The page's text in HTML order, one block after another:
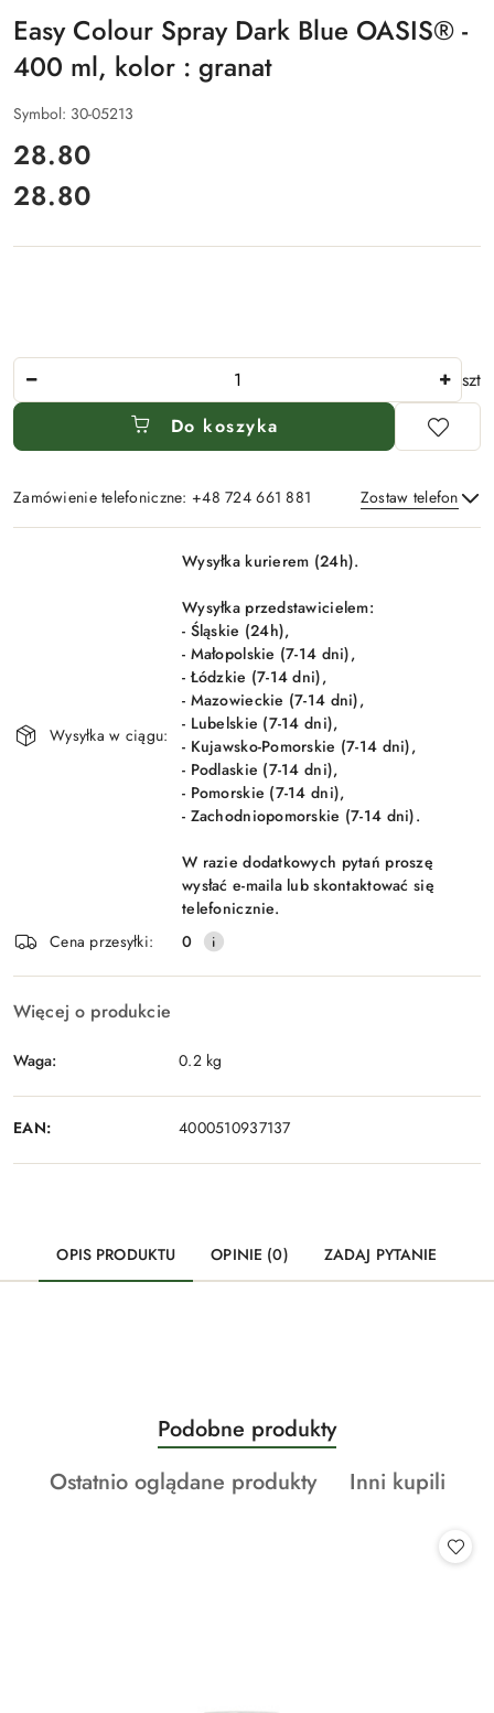
Easy Colour Spray Dark Blue OASIS® -
400 ml, kolor : granat
Symbol: 30-05213
cena:
28.80
Cena:
28.80
szt
Do koszyka
Zamówienie telefoniczne: +48 724 661 881 Zostaw telefon
Wyślij
Wysyłka w ciągu:
Wysyłka kurierem (24h).
Wysyłka przedstawicielem:
- Śląskie (24h),
- Małopolskie (7-14 dni),
- Łódzkie (7-14 dni),
- Mazowieckie (7-14 dni),
- Lubelskie (7-14 dni),
- Kujawsko-Pomorskie (7-14 dni),
- Podlaskie (7-14 dni),
- Pomorskie (7-14 dni),
- Zachodniopomorskie (7-14 dni).
W razie dodatkowych pytań proszę
wysłać e-maila lub skontaktować się
telefonicznie.
Cena przesyłki:
0
Więcej o produkcie
Waga: 0.2 kg
EAN: 4000510937137
OPIS PRODUKTU OPINIE (0) ZADAJ PYTANIE
Pomiń karuzelę produktów
Produkty
o
statusie:
Podobne produkty
Produkty
Ostatnio oglądane produkty
Produkty
Inni kupili